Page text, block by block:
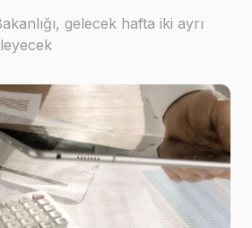
gelecek hafta iki ayrı